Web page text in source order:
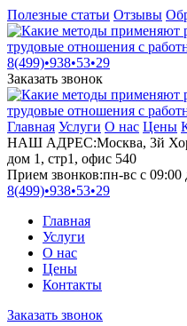
Полезные статьи Отзывы
8(499)•938•53•29
Заказать звонок
Главная Услуги О нас Цены
НАШ АДРЕС:Москва, 3й
дом 1, стр1, офис 540
Прием звонков:пн-вс с 09:00
8(499)•938•53•29
Главная
Услуги
О нас
Цены
Контакты
Заказать звонок